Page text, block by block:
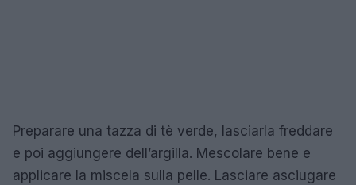
Preparare una tazza di tè verde, lasciarla freddare
e poi aggiungere dell’argilla. Mescolare bene e
applicare la miscela sulla pelle. Lasciare asciugare